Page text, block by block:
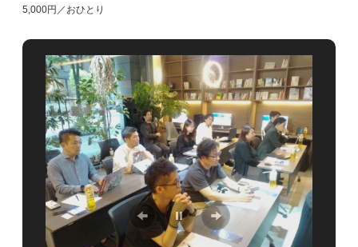
5,000円／おひとり